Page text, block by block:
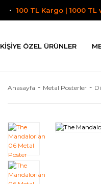
100 TL Kargo | 1000
KIŞIYE ÖZEL ÜRÜNLER
Anasayfa Metal Posterler